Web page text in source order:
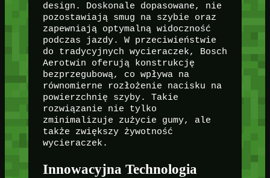
design. Doskonale dopasowane, nie
pozostawiają smug na szybie oraz
zapewniają optymalną widoczność
podczas jazdy. W przeciwieństwie
do tradycyjnych wycieraczek, Bosch
Aerotwin oferują konstrukcję
bezprzegubową, co wpływa na
równomierne rozłożenie nacisku na
powierzchnię szyby. Takie
rozwiązanie nie tylko
zminimalizuje zużycie gumy, ale
także zwiększy żywotność
wycieraczek.
Innowacyjna Technologia